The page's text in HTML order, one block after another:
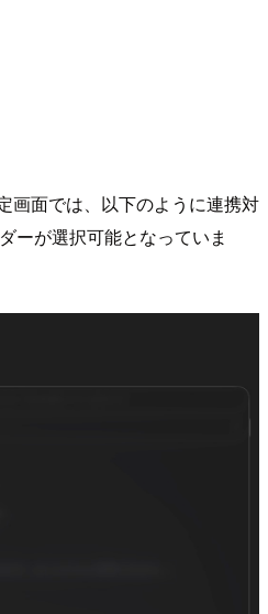
画面では、以下のように連携対
ーが選択可能となっていま